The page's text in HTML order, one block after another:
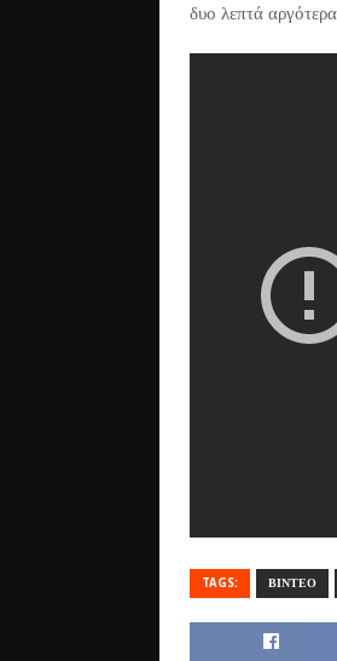
δυο λεπτά
TAGS: ΒΙΝΤΕΟ